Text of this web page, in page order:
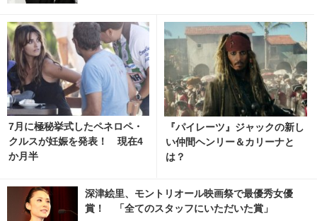
7月に極秘挙式したペネロペ・
クルスが妊娠を発表！ 現在4
か月半
『パイレーツ』ジャックの新し
い仲間ヘンリー＆カリーナと
は？
深津絵里、モントリオール映画祭で最優秀女優
賞！ 「全てのスタッフにいただいた賞」